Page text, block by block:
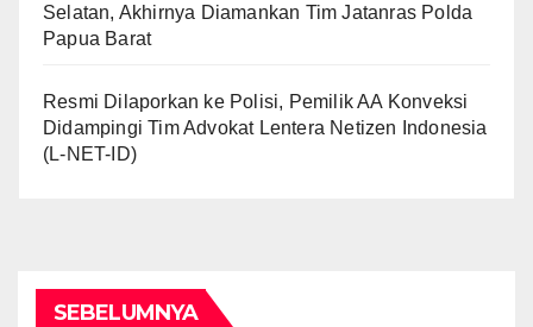
Selatan, Akhirnya Diamankan Tim Jatanras Polda
Papua Barat
Resmi Dilaporkan ke Polisi, Pemilik AA Konveksi
Didampingi Tim Advokat Lentera Netizen Indonesia
(L-NET-ID)
SEBELUMNYA